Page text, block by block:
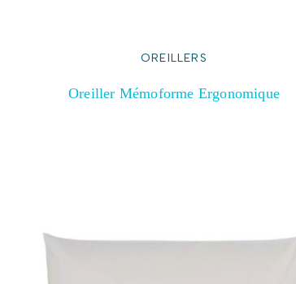
OREILLERS
Oreiller Mémoforme Ergonomique